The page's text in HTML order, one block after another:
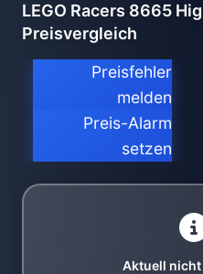
LEGO Racers 8665
Preisvergleich
Preisfehler
melden
Preis-Alarm
setzen
Aktuell